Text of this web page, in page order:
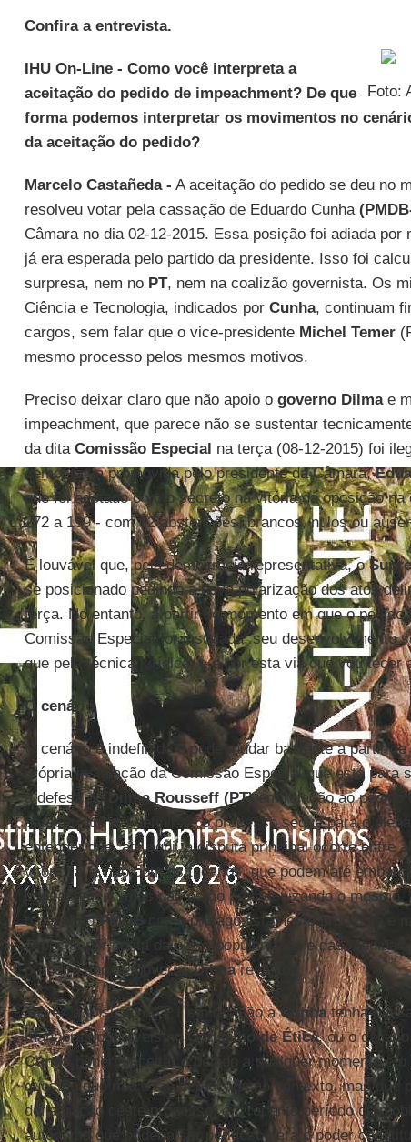
Confira a entrevista.
Foto:
IHU On-Line - Como você interpreta a
aceitação do pedido de impeachment? De que
forma podemos interpretar os movimentos no
da aceitação do pedido?
Marcelo Castañeda - A aceitação do pedido se deu no
resolveu votar pela cassação de Eduardo Cunha
Câmara no dia 02-12-2015. Essa posição foi adiada por
já era esperada pelo partido da presidente. Isso foi
surpresa, nem no PT, nem na coalizão governista. Os
Ciência e Tecnologia, indicados por Cunha, continuam
cargos, sem falar que o vice-presidente Michel Temer
mesmo processo pelos mesmos motivos.
Preciso deixar claro que não apoio o governo Dilmae
impeachment, que parece não se sustentar
da dita Comissão Especial na terça (08-12-2015) foi
democracia promovida pelo presidente da Câmara,
que foi adotado o voto secreto na vitória da oposição
272 a 199 - com 72 abstenções, brancos, nulos ou
É louvável que, pela democracia representativa, o
se posicionado pedindo a nova polarização dos atos
terça. No entanto, a partir do momento em que o
Comissão Especial for instalada, seu desenvolvimento
que pela técnica jurídica, e é por esta via que vou tecer
O cenário
O cenário é indefinido e pode mudar bastante a partir
própria instalação da Comissão Especial que está para
a defesa deDilma Rousseff (PT)em relação ao pedido
parecer que vai definir se o processo segue para o
entender que, até aqui, a disputa principal ocorre entre
vitoriosa, e não com os tucanos, que podem até
impeachment, mas não estão protagonizando o
o papel do PMDBcomo protagonista neste processo e
especial por conta da baixa popularidade e das
primeiro ano de governoDilmareeleito.
Talvez a posição do PT em relação aCunhatenha
manobras possíveis noConselho de Ética, ou o
Cunha
poderia aceitar o pedido a qualquer momento e
questão que não é tão destacada no contexto, mas que
deflagração deste processo, é o recente período de
autônoma que poderia ser perigoso para o poder